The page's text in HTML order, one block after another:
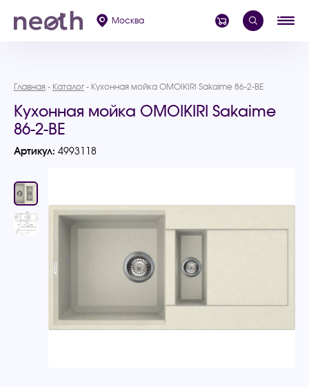
Москва
Главная Каталог Кухонная мойка OMOIKIRI Sakaime 86-2-BE
Кухонная мойка OMOIKIRI Sakaime
86-2-BE
Артикул: 4993118